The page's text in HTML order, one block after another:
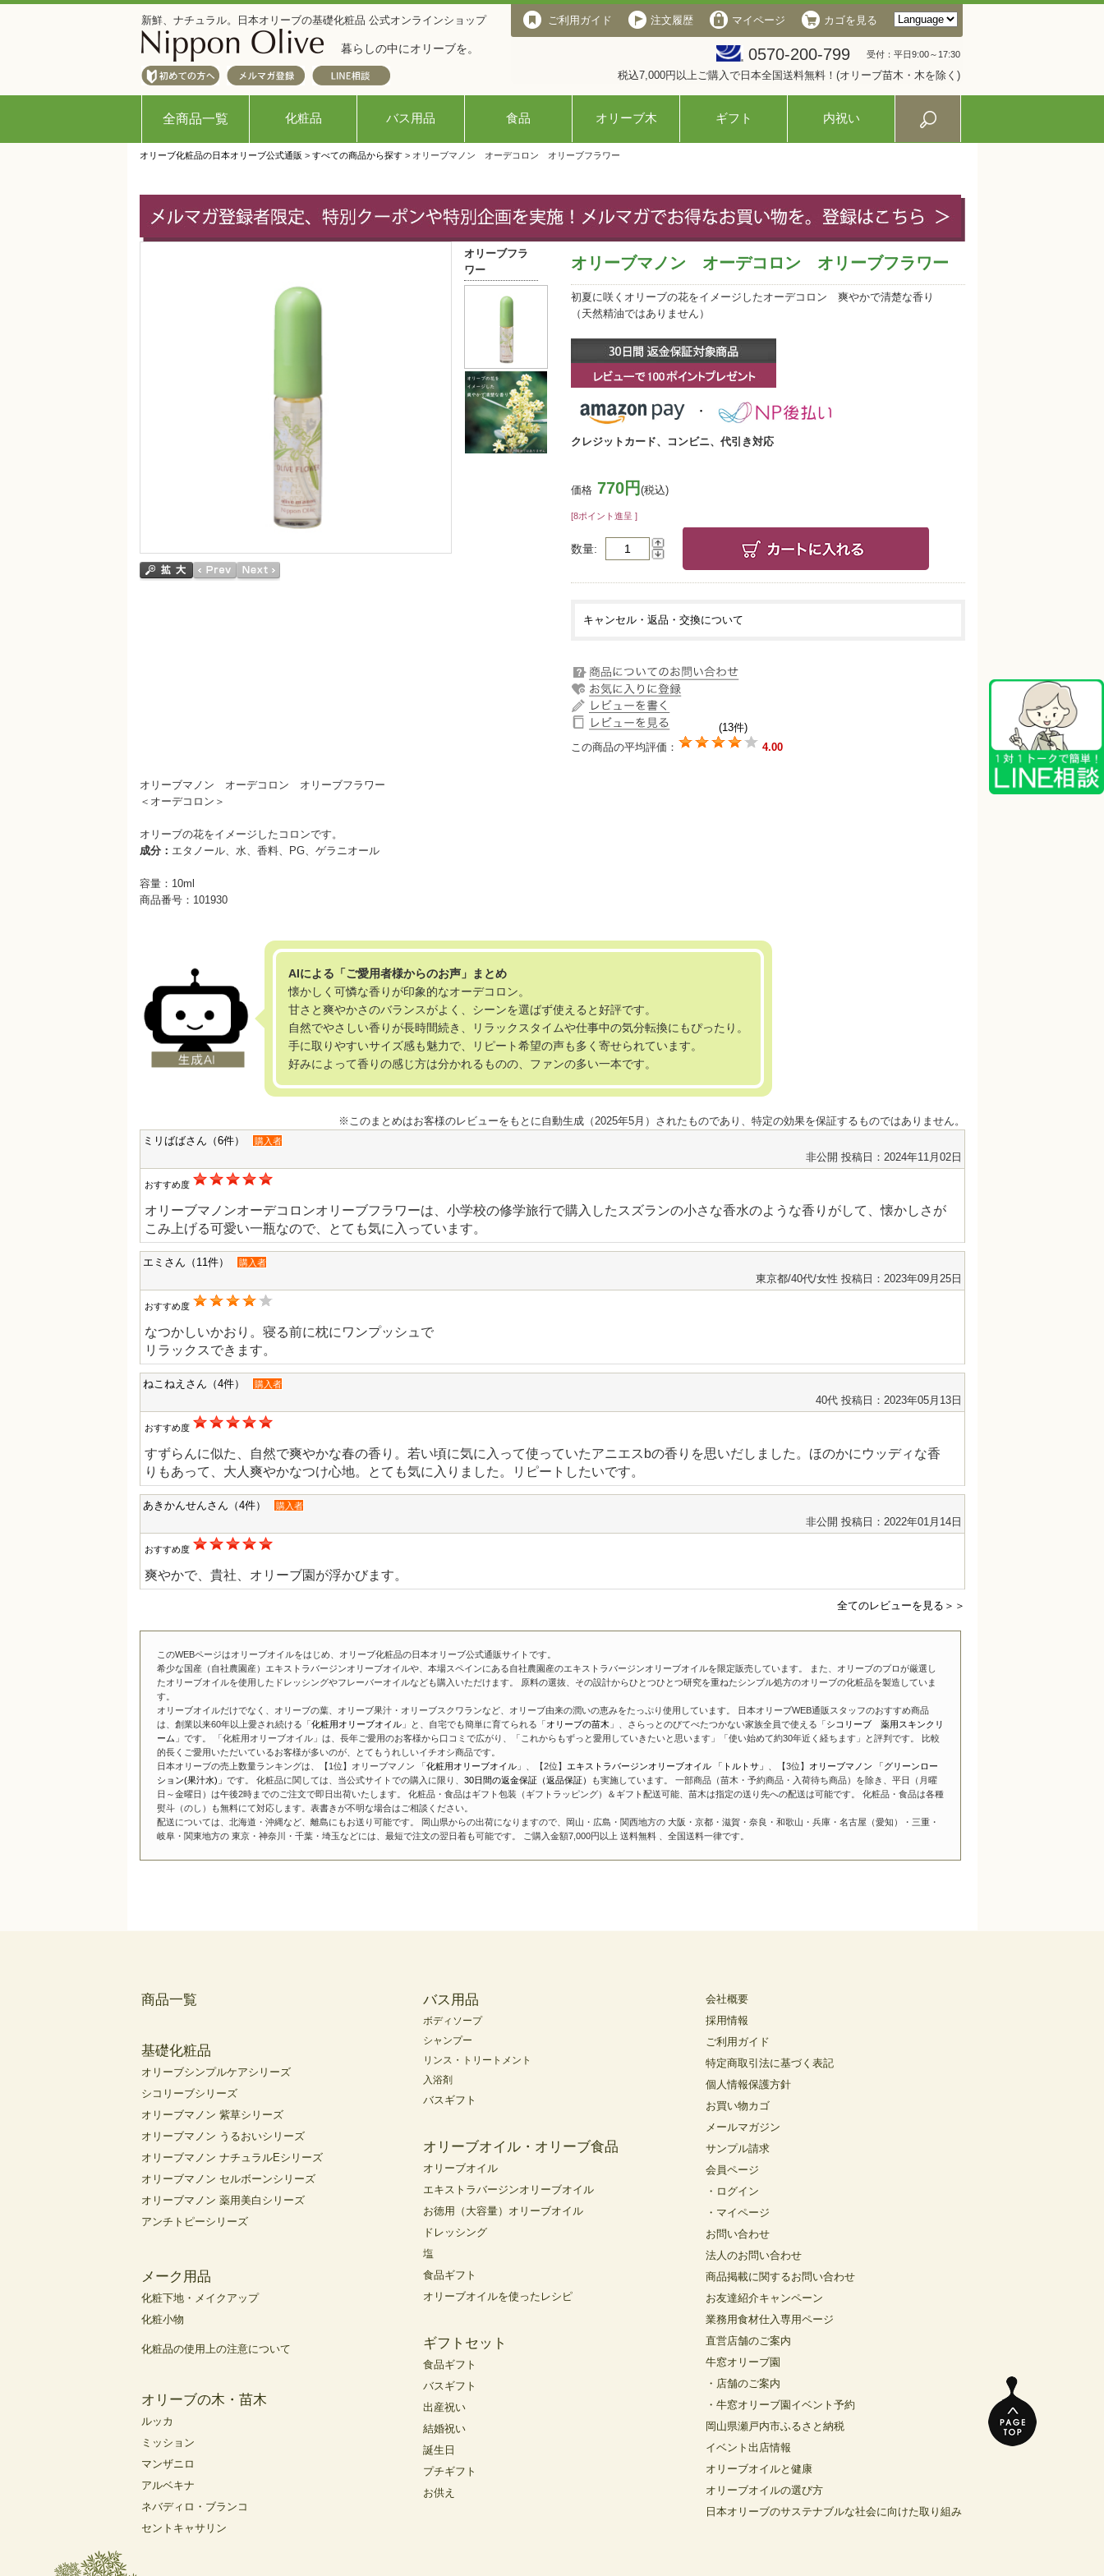
新鮮、ナチュラル。日本オリーブの基礎化粧品 公式オンラインショップ
暮らしの中にオリーブを。
ご利用ガイド 注文履歴 マイページ カゴを見る
0570-200-799 受付：平日9:00～17:30
税込7,000円以上ご購入で日本全国送料無料！(オリーブ苗木・木を除く)
全商品一覧 化粧品 バス用品 食品 オリーブ木 ギフト 内祝い
オリーブ化粧品の日本オリーブ公式通販 > すべての商品から探す> オリーブマノン オーデコロン オリーブフラワー
オリーブマノン オーデコロン オリーブフラワー
初夏に咲くオリーブの花をイメージしたオーデコロン 爽やかで清楚な香り
（天然精油ではありません）
クレジットカード、コンビニ、代引き対応
価格 770円 (税込)
[8ポイント進呈 ]
数量
キャンセル・返品・交換について
(13件)
この商品の平均評価：
4.00
オリーブフラ
ワー
オリーブマノン オーデコロン オリーブフラワー
＜オーデコロン＞
オリーブの花をイメージしたコロンです。
成分： エタノール、水、香料、PG、ゲラニオール
容量：10ml
商品番号：101930
AIによる「ご愛用者様からのお声」まとめ
懐かしく可憐な香りが印象的なオーデコロン。
甘さと爽やかさのバランスがよく、シーンを選ばず使えると好評です。
自然でやさしい香りが長時間続き、リラックスタイムや仕事中の気分転換にもぴったり。
手に取りやすいサイズ感も魅力で、リピート希望の声も多く寄せられています。
好みによって香りの感じ方は分かれるものの、ファンの多い一本です。
※このまとめはお客様のレビューをもとに自動生成（2025年5月）されたものであり、特定の効果を保証するものではありません。
ミリばばさん（6件）
購入者
非公開 投稿日：2024年11月02日
おすすめ度
オリーブマノンオーデコロンオリーブフラワーは、小学校の修学旅行で購入したスズランの小さな香水のような香りがして、懐かしさが
こみ上げる可愛い一瓶なので、とても気に入っています。
エミさん（11件） 購入者
東京都/40代/女性 投稿日：2023年09月25日
おすすめ度
なつかしいかおり。寝る前に枕にワンプッシュで
リラックスできます。
ねこねえさん（4件） 購入者
40代 投稿日：2023年05月13日
おすすめ度
すずらんに似た、自然で爽やかな春の香り。若い頃に気に入って使っていたアニエスbの香りを思いだしました。ほのかにウッディな香
りもあって、大人爽やかなつけ心地。とても気に入りました。リピートしたいです。
あきかんせんさん（4件） 購入者
非公開 投稿日：2022年01月14日
おすすめ度
爽やかで、貴社、オリーブ園が浮かびます。
全てのレビューを見る＞＞
このWEBページはオリーブオイルをはじめ、オリーブ化粧品の日本オリーブ公式通販サイトです。
希少な国産（自社農園産）エキストラバージンオリーブオイルや、本場スペインにある自社農園産のエキストラバージンオリーブオイルを限定販売しています。 また、オリーブのプロが厳選し
たオリーブオイルを使用したドレッシングやフレーバーオイルなども購入いただけます。 原料の選抜、その設計からひとつひとつ研究を重ねたシンプル処方のオリーブの化粧品を製造していま
す。
オリーブオイルだけでなく、オリーブの葉、オリーブ果汁・オリーブスクワランなど、オリーブ由来の潤いの恵みをたっぷり使用しています。 日本オリーブWEB通販スタッフのおすすめ商品
は、創業以来60年以上愛され続ける「化粧用オリーブオイル」と、自宅でも簡単に育てられる「オリーブの苗木 」、さらっとのびてべたつかない家族全員で使える「シコリーブ 薬用スキンクリ
ーム 」です。 「化粧用オリーブオイル」は、長年ご愛用のお客様から口コミで広がり、「これからもずっと愛用していきたいと思います」「使い始めて約30年近く経ちます」と評判です。 比較
的長くご愛用いただいているお客様が多いのが、とてもうれしいイチオシ商品です。
日本オリーブの売上数量ランキングは、【1位】オリーブマノン 「化粧用オリーブオイル」、【2位】 エキストラバージンオリーブオイル 「トルトサ」 、【3位】
オリーブマノン 「グリーンロー
ション(果汁水)」 です。 化粧品に関しては、当公式サイトでの購入に限り、 30日間の返金保証（返品保証）
も実施しています。 一部商品（苗木・予約商品・入荷待ち商品）を除き、平日（月曜
日～金曜日）は午後2時までのご注文で即日出荷いたします。 化粧品・食品はギフト包装（ギフトラッピング）＆ギフト配送可能、苗木は指定の送り先への配送は可能です。 化粧品・食品は各種
熨斗（のし）も無料にて対応します。表書きが不明な場合はご相談ください。
配送については、北海道・沖縄など、離島にもお送り可能です。 岡山県からの出荷になりますので、岡山・広島・関西地方の 大阪・京都・滋賀・奈良・和歌山・兵庫・名古屋（愛知）・三重・
岐阜・関東地方の 東京・神奈川・千葉・埼玉などには、最短で注文の翌日着も可能です。 ご購入金額7,000円以上 送料無料 、全国送料一律です。
商品一覧
基礎化粧品
オリーブシンプルケアシリーズ
シコリーブシリーズ
オリーブマノン 紫草シリーズ
オリーブマノン うるおいシリーズ
オリーブマノン ナチュラルEシリーズ
オリーブマノン セルボーンシリーズ
オリーブマノン 薬用美白シリーズ
アンチトピーシリーズ
メーク用品
化粧下地・メイクアップ
化粧小物
化粧品の使用上の注意について
オリーブの木・苗木
ルッカ
ミッション
マンザニロ
アルベキナ
ネバディロ・ブランコ
セントキャサリン
バス用品
ボディソープ
シャンプー
リンス・トリートメント
入浴剤
バスギフト
オリーブオイル・オリーブ食品
オリーブオイル
エキストラバージンオリーブオイル
お徳用（大容量）オリーブオイル
ドレッシング
塩
食品ギフト
オリーブオイルを使ったレシピ
ギフトセット
食品ギフト
バスギフト
出産祝い
結婚祝い
誕生日
プチギフト
お供え
会社概要
採用情報
ご利用ガイド
特定商取引法に基づく表記
個人情報保護方針
お買い物カゴ
メールマガジン
サンプル請求
会員ページ
・ログイン
・マイページ
お問い合わせ
法人のお問い合わせ
商品掲載に関するお問い合わせ
お友達紹介キャンペーン
業務用食材仕入専用ページ
直営店舗のご案内
牛窓オリーブ園
・店舗のご案内
・牛窓オリーブ園イベント予約
岡山県瀬戸内市ふるさと納税
イベント出店情報
オリーブオイルと健康
オリーブオイルの選び方
日本オリーブのサステナブルな社会に向けた取り組み